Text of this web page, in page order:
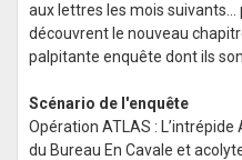
aux lettres les mois
découvrent le nouveau
palpitante enquête dont ils
Scénario de l'enquête
Opération ATLAS : L’intrépide
du Bureau En Cavale et